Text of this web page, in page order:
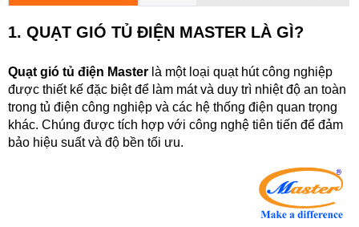
1. QUẠT GIÓ TỦ ĐIỆN MASTER LÀ GÌ?
Quạt gió tủ điện Master là một loại quạt hút công nghiệp
được thiết kế đặc biệt để làm mát và duy trì nhiệt độ an toàn
trong tủ điện công nghiệp và các hệ thống điện quan trọng
khác. Chúng được tích hợp với công nghệ tiên tiến để đảm
bảo hiệu suất và độ bền tối ưu.